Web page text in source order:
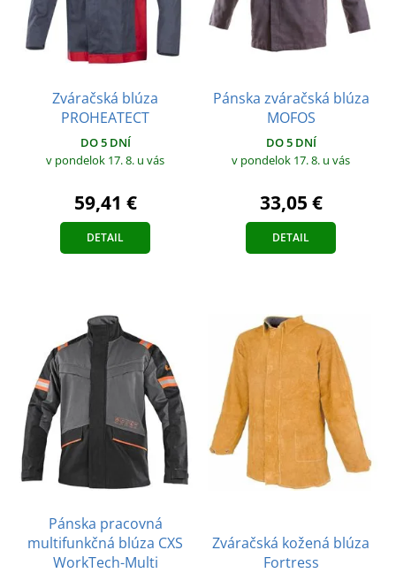
Zváračská blúza
PROHEATECT
DO 5 DNÍ
v pondelok 17. 8. u vás
59,41 €
DETAIL
Pánska zváračská blúza
MOFOS
DO 5 DNÍ
v pondelok 17. 8. u vás
33,05 €
DETAIL
Pánska pracovná
multifunkčná blúza CXS
WorkTech-Multi
Zváračská kožená blúza
Fortress